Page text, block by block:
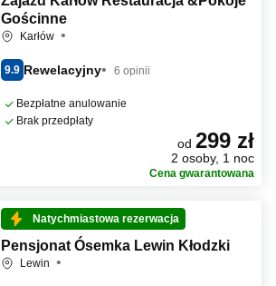
Gościnne
Karłów
9.9 Rewelacyjny 6 opinii
Bezpłatne anulowanie
Brak przedpłaty
od 299 zł
2 osoby, 1 noc
Cena gwarantowana
Natychmiastowa rezerwacja
Pensjonat Ósemka Lewin Kłodzki
Lewin